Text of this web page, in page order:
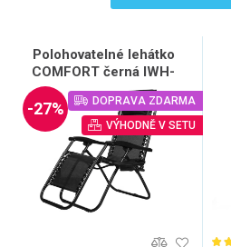
Polohovatelné lehátko
COMFORT černá IWH-
10160002
DOPRAVA ZDARMA
VÝHODNĚ V SETU
-27%